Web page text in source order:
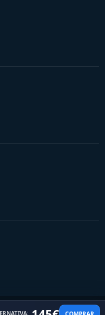
REACONDICIONADO
COMPRAR
Naves R7-R8 - 15165.